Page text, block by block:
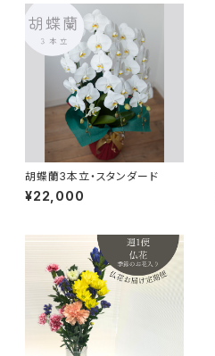
胡蝶蘭3本立・スタンダード
¥22,000